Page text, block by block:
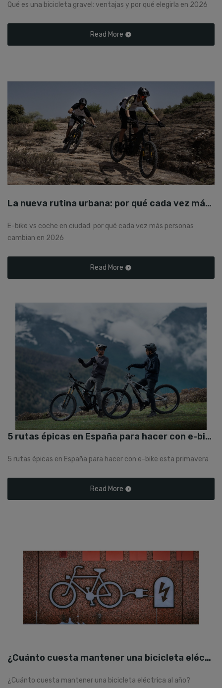
Qué es una bicicleta gravel: ventajas y por qué elegirla en 2026
Read More
La nueva rutina urbana: por qué cada vez más gente cambia el coche por la e-bike
E-bike vs coche en ciudad: por qué cada vez más personas
cambian en 2026
Read More
5 rutas épicas en España para hacer con e-bike esta primavera
5 rutas épicas en España para hacer con e-bike esta primavera
Read More
¿Cuánto cuesta mantener una bicicleta eléctrica al año?
¿Cuánto cuesta mantener una bicicleta eléctrica al año?